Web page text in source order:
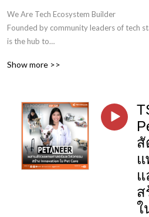
We Are Tech Ecosystem Builder
Founded by community leaders of tech
is the hub to
networks.
Show more >>
สั
แ
ส
ใ